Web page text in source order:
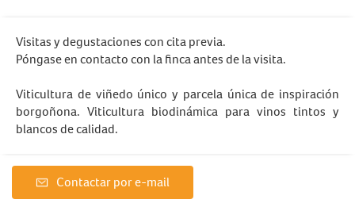
Visitas y degustaciones con cita previa.
Póngase en contacto con la finca antes de la visita.
Viticultura de viñedo único y parcela única de inspiración
borgoñona. Viticultura biodinámica para vinos tintos y
blancos de calidad.
Contactar por e-mail